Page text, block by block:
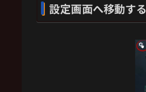
設定画面へ移動する